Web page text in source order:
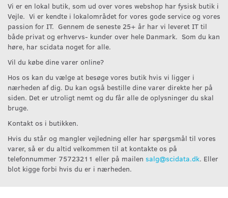
Vi er en lokal butik, som ud over vores webshop har fysisk butik i
Vejle. Vi er kendte i lokalområdet for vores gode service og vores
passion for IT. Gennem de seneste 25+ år har vi leveret IT til
både privat og erhvervs- kunder over hele Danmark. Som du kan
høre, har scidata noget for alle.
Vil du købe dine varer online?
Hos os kan du vælge at besøge vores butik hvis vi ligger i
nærheden af dig. Du kan også bestille dine varer direkte her på
siden. Det er utroligt nemt og du får alle de oplysninger du skal
bruge.
Kontakt os i butikken.
Hvis du står og mangler vejledning eller har spørgsmål til vores
varer, så er du altid velkommen til at kontakte os på
telefonnummer 75723211 eller på mailen salg@scidata.dk. Eller
blot kigge forbi hvis du er i nærheden.